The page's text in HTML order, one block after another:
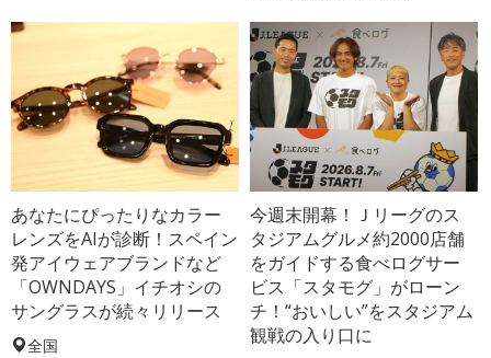
あなたにぴったりなカラー
レンズをAIが診断！スペイン
発アイウェアブランドなど
「OWNDAYS」イチオシの
サングラスが続々リリース
全国
今週末開幕！Ｊリーグのス
タジアムグルメ約2000店舗
をガイドする食べログサー
ビス「スタモグ」がローン
チ！“おいしい”をスタジアム
観戦の入り口に